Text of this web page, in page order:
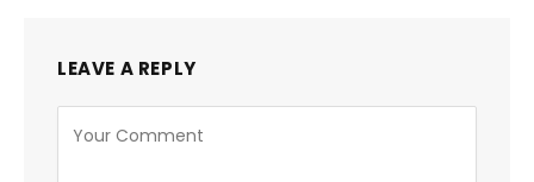
LEAVE A REPLY